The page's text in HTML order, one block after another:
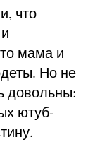
что
мама и
Но не
довольны:
ютуб-